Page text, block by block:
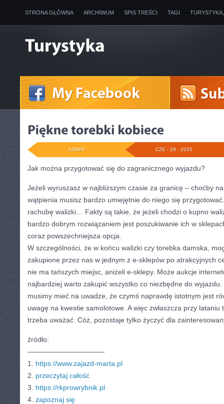
STRONA GŁÓWNA ARCHIWUM SPIS TREŚCI TAGI
CZE - 29 - 2025
ADMIN
Jak można przygotować się do zagranicznego wyjazdu?
Jeżeli wyruszasz w najbliższym czasie za granicę – choćby
wątpienia musisz bardzo umiejętnie do niego się
rachubę walizki… Fakty są takie, że jeżeli chodzi o kupno
bardzo dobrym rozwiązaniem jest poszukiwanie ich w
coraz powszechniejsza opcja.
W szczególności, że w końcu walizki czy torebka damska,
zakupione przez nas w jednym z e-sklepów po atrakcyjnych
nie ma tańszych miejsc, aniżeli e-sklepy. Może aukcje
najbardziej warto zakupić wszystko co niezbędne do
musimy mieć na uwadze, że czymś naprawdę istotnym jest
uwagę na kwestie samolotowe. A więc zwłaszcza przy
trzeba uważać. Cóż, pozostaje tylko życzyć dla
źródło:
———————————
1. https://www.zajazd-marta.pl
2. przeczytaj całość
3. https://rkprowrybnik.pl
4. zapoznaj się